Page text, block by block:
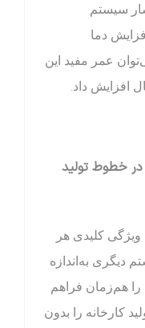
سیستم
دما
عمر مفید این
در خطوط تولید
کلیدی هر
دیگری به‌اندازه
هم‌زمان فراهم
کارخانه را بدون